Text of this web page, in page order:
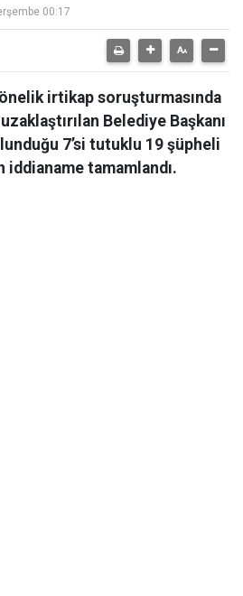
00:17
irtikap soruşturmasında
Belediye Başkanı
7’si tutuklu 19 şüpheli
iddianame tamamlandı.